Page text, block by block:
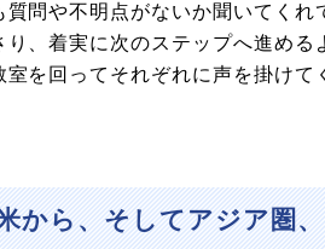
問や不明点がないか聞いてく
、着実に次のステップへ進め
を回ってそれぞれに声を掛けて
から、そしてアジア圏